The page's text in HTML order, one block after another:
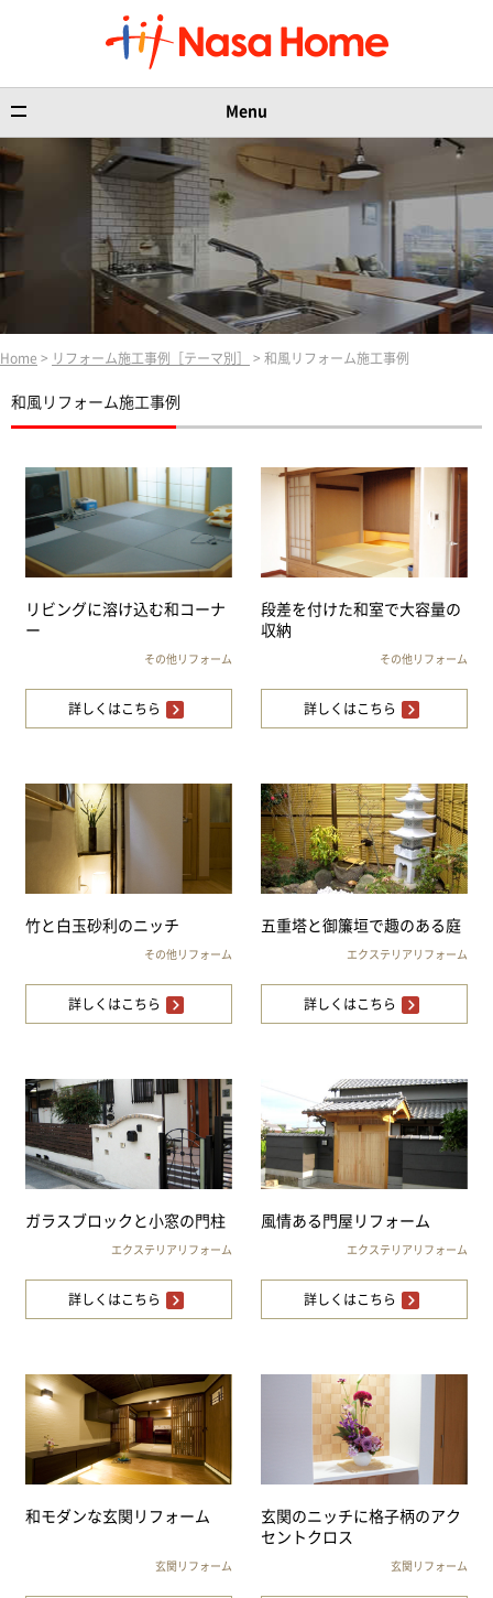
Menu
Home > リフォーム施工事例［テーマ別］ > 和風リフォーム施工事例
和風リフォーム施工事例
リビングに溶け込む和コーナ
ー
その他リフォーム
詳しくはこちら
段差を付けた和室で大容量の
収納
その他リフォーム
詳しくはこちら
竹と白玉砂利のニッチ
その他リフォーム
詳しくはこちら
五重塔と御簾垣で趣のある庭
エクステリアリフォーム
詳しくはこちら
ガラスブロックと小窓の門柱
エクステリアリフォーム
詳しくはこちら
風情ある門屋リフォーム
エクステリアリフォーム
詳しくはこちら
和モダンな玄関リフォーム
玄関リフォーム
玄関のニッチに格子柄のアク
セントクロス
玄関リフォーム